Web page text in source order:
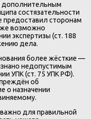
дополнительным
состязательности
предоставил сторонам
возможно
экспертизы (ст. 188
дела.
более жёсткие —
недопустимым
УПК (ст. 75 УПК РФ).
об
о назначении
для правильной